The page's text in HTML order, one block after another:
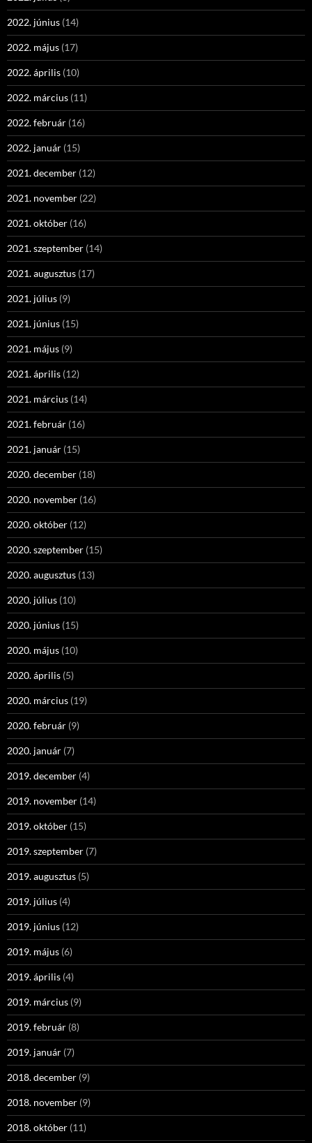
2022. június (14)
2022. május (17)
2022. április (10)
2022. március (11)
2022. február (16)
2022. január (15)
2021. december (12)
2021. november (22)
2021. október (16)
2021. szeptember (14)
2021. augusztus (17)
2021. július (9)
2021. június (15)
2021. május (9)
2021. április (12)
2021. március (14)
2021. február (16)
2021. január (15)
2020. december (18)
2020. november (16)
2020. október (12)
2020. szeptember (15)
2020. augusztus (13)
2020. július (10)
2020. június (15)
2020. május (10)
2020. április (5)
2020. március (19)
2020. február (9)
2020. január (7)
2019. december (4)
2019. november (14)
2019. október (15)
2019. szeptember (7)
2019. augusztus (5)
2019. július (4)
2019. június (12)
2019. május (6)
2019. április (4)
2019. március (9)
2019. február (8)
2019. január (7)
2018. december (9)
2018. november (9)
2018. október (11)